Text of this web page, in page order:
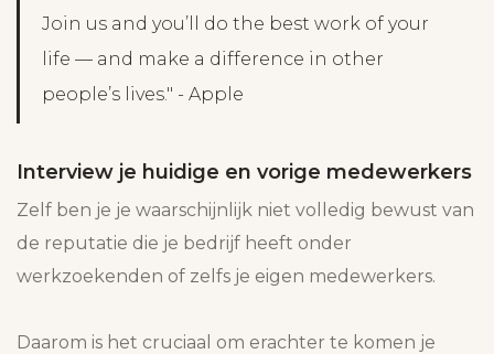
Join us and you’ll do the best work of your
life — and make a difference in other
people’s lives." - Apple
Interview je huidige en vorige medewerkers
Zelf ben je je waarschijnlijk niet volledig bewust van
de reputatie die je bedrijf heeft onder
werkzoekenden of zelfs je eigen medewerkers.
Daarom is het cruciaal om erachter te komen je